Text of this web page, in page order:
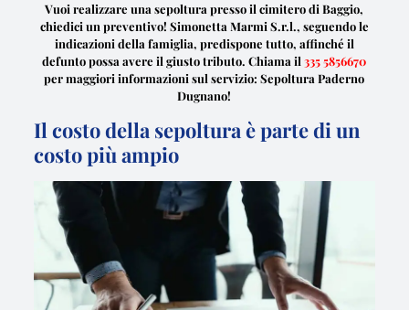
Vuoi realizzare una sepoltura presso il cimitero di Baggio,
chiedici un preventivo! Simonetta Marmi S.r.l., seguendo le
indicazioni della famiglia, predispone tutto, affinché il
defunto possa avere il giusto tributo. Chiama il335 5856670
per maggiori informazioni sul servizio: Sepoltura Paderno
Dugnano!
Il costo della sepoltura è parte di un
costo più ampio